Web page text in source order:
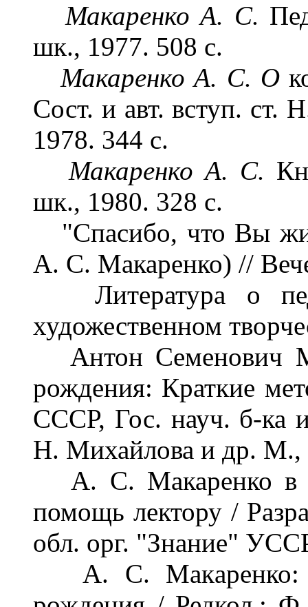
Макаренко А. С.
шк., 1977. 508 с.
Макаренко А. С. О
Сост. и авт. вступ.
1978. 344 с.
Макаренко А. С.
шк., 1980. 328 с.
"Спасибо, что Вы
А. С. Макаренко) //
Литература о
художественном
Антон Семенович
рождения: Краткие
СССР, Гос. науч. б-
Н. Михайлова и др. М.,
А. С. Макаренко в
помощь лектору /
обл. орг. "Знание"
А. С. Макаренко: